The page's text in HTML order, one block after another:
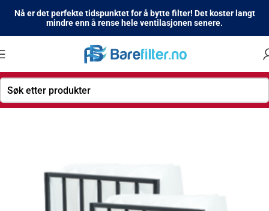
Nå er det perfekte tidspunktet for å bytte filter! Det koster langt
mindre enn å rense hele ventilasjonen senere.